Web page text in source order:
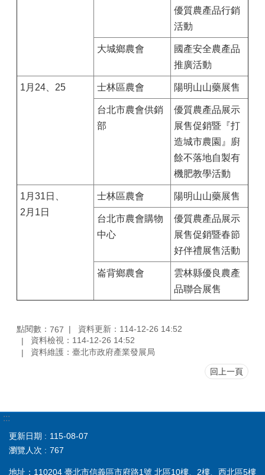
優質農產品行銷
活動
大城鄉農會
國產安全農產品
推廣活動
1月24、25 士林區農會 陽明山山藥展售
台北市農會供銷
部
優質農產品展示
展售促銷暨『打
造城市農園』廚
餘不落地自製有
機肥教學活動
1月31日、
2月1日
士林區農會 陽明山山藥展售
台北市農會購物
中心
優質農產品展示
展售促銷暨春節
好伴禮展售活動
崙背鄉農會
雲林縣優良農產
品聯合展售
點閱數： 767
資料更新：114-12-26 14:52
資料檢視：114-12-26 14:52
資料維護：臺北市政府產業發展局
回上一頁
:::
更新日期
115-08-07
瀏覽人次
767
地址：110204 臺北市信義區市府路1號 北區10樓、2樓、西北區5樓